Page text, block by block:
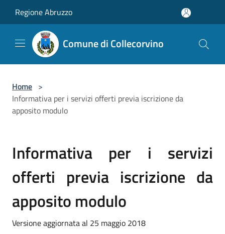
Regione Abruzzo
Comune di Collecorvino
Home >
Informativa per i servizi offerti previa iscrizione da
apposito modulo
Informativa per i servizi
offerti previa iscrizione da
apposito modulo
Versione aggiornata al 25 maggio 2018